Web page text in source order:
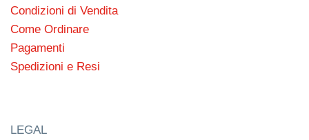
Condizioni di Vendita
Come Ordinare
Pagamenti
Spedizioni e Resi
LEGAL